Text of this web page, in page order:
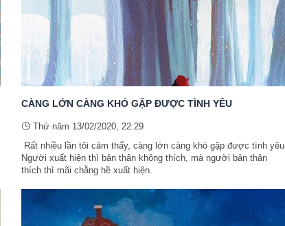
CÀNG LỚN CÀNG KHÓ GẶP ĐƯỢC TÌNH YÊU
Thứ năm 13/02/2020, 22:29
Rất nhiều lần tôi cảm thấy, càng lớn càng khó gặp được tình yêu.
Người xuất hiện thì bản thân không thích, mà người bản thân
thích thì mãi chằng hề xuất hiện.